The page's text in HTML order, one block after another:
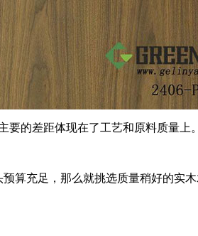
的差距体现在了工艺和原料质量上。
算充足，那么就挑选质量稍好的实